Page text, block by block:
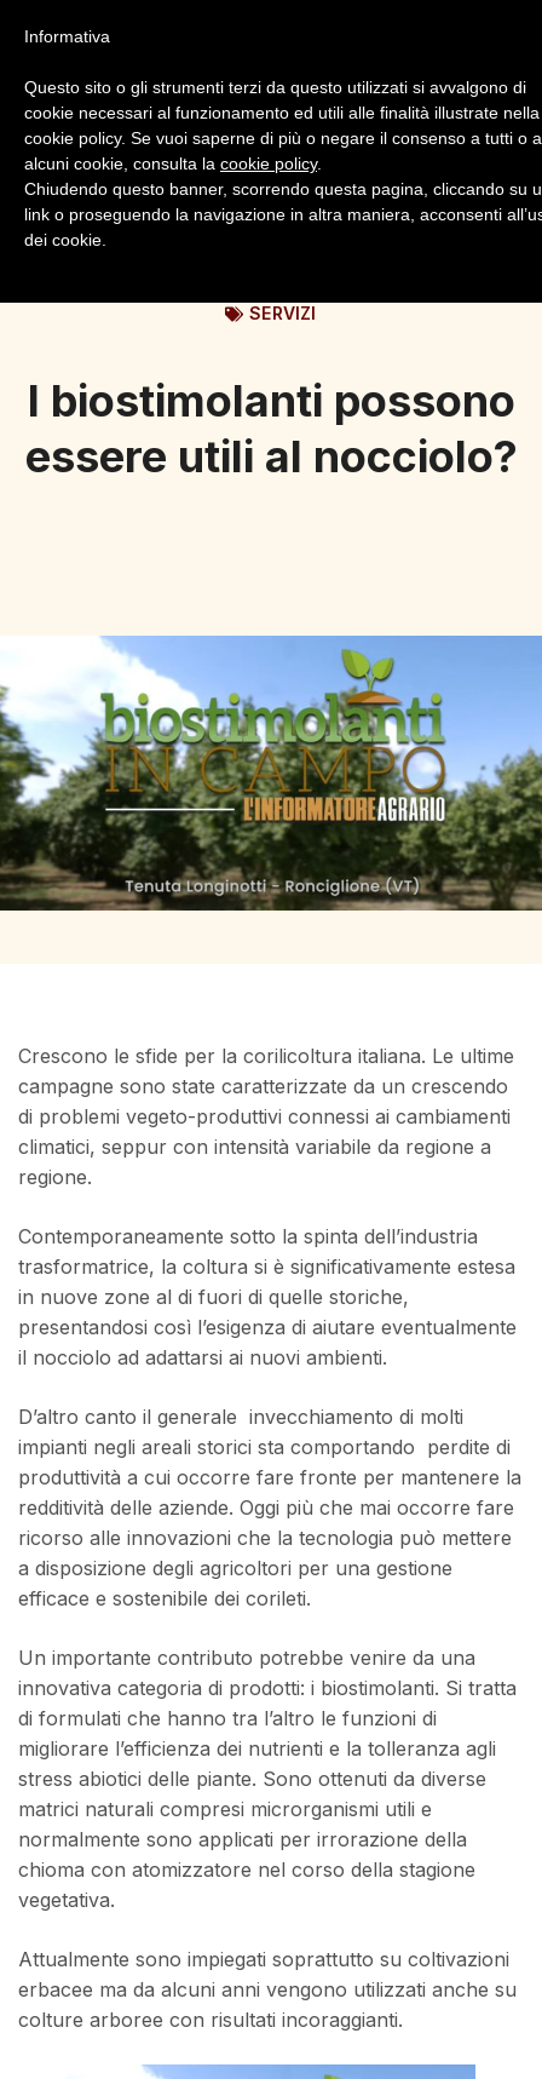
Login Registrazione
SERVIZI
I biostimolanti possono
essere utili al nocciolo?
Crescono le sfide per la corilicoltura italiana. Le ultime
campagne sono state caratterizzate da un crescendo
di problemi vegeto-produttivi connessi ai cambiamenti
climatici, seppur con intensità variabile da regione a
regione.
Contemporaneamente sotto la spinta dell’industria
trasformatrice, la coltura si è significativamente estesa
in nuove zone al di fuori di quelle storiche,
presentandosi così l’esigenza di aiutare eventualmente
il nocciolo ad adattarsi ai nuovi ambienti.
D’altro canto il generale invecchiamento di molti
impianti negli areali storici sta comportando perdite di
produttività a cui occorre fare fronte per mantenere la
redditività delle aziende. Oggi più che mai occorre fare
ricorso alle innovazioni che la tecnologia può mettere
a disposizione degli agricoltori per una gestione
efficace e sostenibile dei corileti.
Un importante contributo potrebbe venire da una
innovativa categoria di prodotti: i biostimolanti. Si tratta
di formulati che hanno tra l’altro le funzioni di
migliorare l’efficienza dei nutrienti e la tolleranza agli
stress abiotici delle piante. Sono ottenuti da diverse
matrici naturali compresi microrganismi utili e
normalmente sono applicati per irrorazione della
chioma con atomizzatore nel corso della stagione
vegetativa.
Attualmente sono impiegati soprattutto su coltivazioni
erbacee ma da alcuni anni vengono utilizzati anche su
colture arboree con risultati incoraggianti.
Informativa
Questo sito o gli strumenti terzi da questo utilizzati si avvalgono di
cookie necessari al funzionamento ed utili alle finalità illustrate nella
cookie policy. Se vuoi saperne di più o negare il consenso a tutti o
alcuni cookie, consulta la cookie policy.
Chiudendo questo banner, scorrendo questa pagina, cliccando su
link o proseguendo la navigazione in altra maniera, acconsenti
dei cookie.